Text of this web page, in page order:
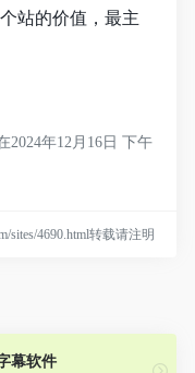
站的价值，最主
年12月16日 下午
sites/4690.html转载请注明
幕软件